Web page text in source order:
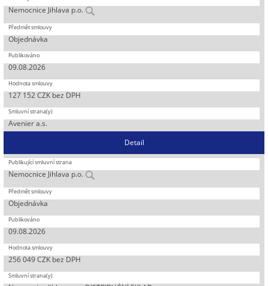
Nemocnice Jihlava p.o.
Objednávka
09.08.2026
127 152 CZK bez DPH
Avenier a.s.
Detail
Nemocnice Jihlava p.o.
Objednávka
09.08.2026
256 049 CZK bez DPH